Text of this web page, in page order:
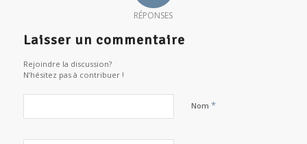
RÉPONSES
Laisser un commentaire
Rejoindre la discussion?
N’hésitez pas à contribuer !
Nom *